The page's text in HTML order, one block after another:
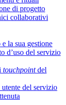
di progetto
collaborativi
la sua gestione
d’uso del servizio
touchpointdel
del servizio